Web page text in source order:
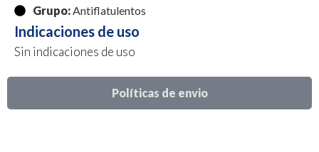
Políticas de envio
Grupo:Antiflatulentos
Indicaciones de uso
Sin indicaciones de uso